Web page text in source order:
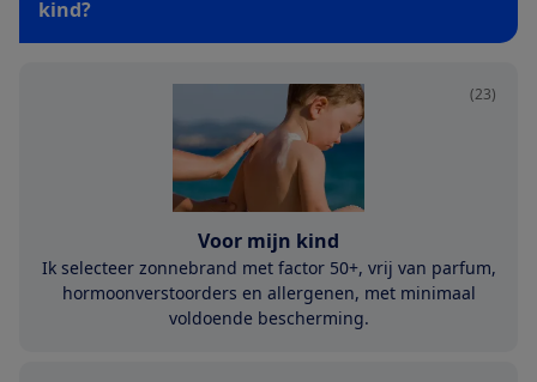
kind?
Voor mijn kind
Ik selecteer zonnebrand met factor 50+, vrij van parfum,
hormoonverstoorders en allergenen, met minimaal
voldoende bescherming.
(23)